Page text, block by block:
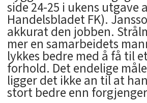
side 24-25 i ukens utgave
Handelsbladet FK).
akkurat den jobben.
mer en samarbeidets
lykkes bedre med å få til
forhold. Det endelige
ligger det ikke an til at
stort bedre enn